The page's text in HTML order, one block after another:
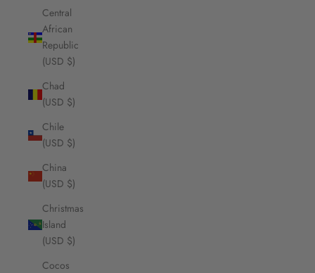
Central
African
Republic
(USD $)
Chad
(USD $)
Chile
(USD $)
China
(USD $)
Christmas
Island
(USD $)
Cocos